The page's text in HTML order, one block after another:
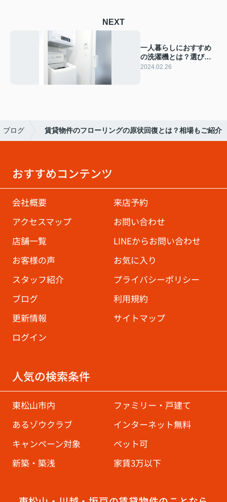
NEXT
一人暮らしにおすすめ
の洗濯機とは？選び方
や注意点を解説
2024.02.26
ブログ 賃貸物件のフローリングの原状回復とは？相場もご紹介
おすすめコンテンツ
会社概要
来店予約
アクセスマップ
お問い合わせ
店舗一覧
LINEからお問い合わせ
お客様の声
お気に入り
スタッフ紹介
プライバシーポリシー
ブログ
利用規約
更新情報
サイトマップ
ログイン
人気の検索条件
東松山市内
ファミリー・戸建て
あるゾウクラブ
インターネット無料
キャンペーン対象
ペット可
新築・築浅
家賃3万以下